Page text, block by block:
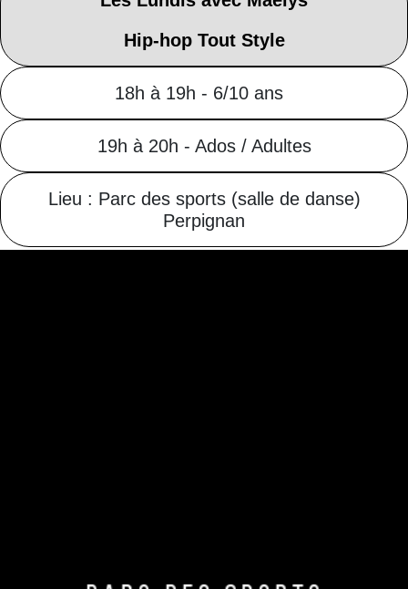
Hip-hop Tout Style
18h à 19h - 6/10 ans
19h à 20h - Ados / Adultes
Lieu : Parc des sports (salle de danse)
Perpignan